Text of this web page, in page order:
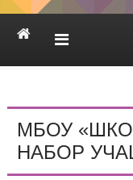
МБОУ
НАБОР